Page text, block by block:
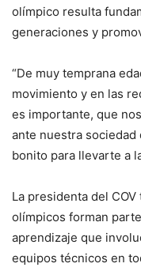
olímpico resulta
generaciones y
“De muy temprana
movimiento y en las
es importante, que
ante nuestra
bonito para llevarte a
La presidenta del
olímpicos forman
aprendizaje que
equipos técnicos en